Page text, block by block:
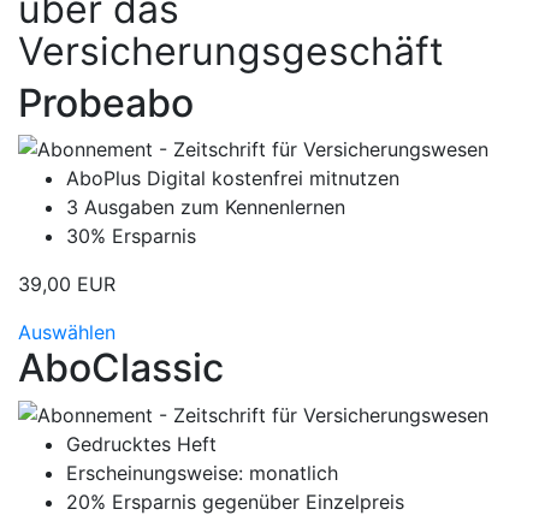
Versicherungsgeschäft
Probeabo
AboPlus Digital kostenfrei mitnutzen
3 Ausgaben zum Kennenlernen
30% Ersparnis
39,00 EUR
Auswählen
AboClassic
Gedrucktes Heft
Erscheinungsweise: monatlich
20% Ersparnis gegenüber Einzelpreis